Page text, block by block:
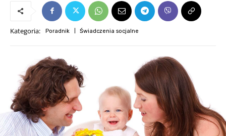
Kategoria: Poradnik Świadczenia socjalne